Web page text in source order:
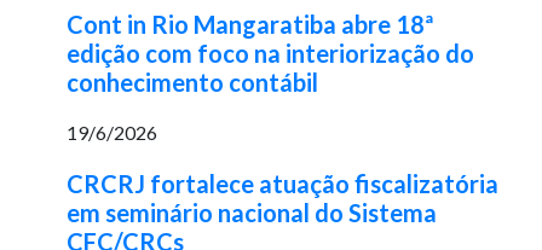
Cont in Rio Mangaratiba abre 18ª
edição com foco na interiorização do
conhecimento contábil
19/6/2026
CRCRJ fortalece atuação fiscalizatória
em seminário nacional do Sistema
CFC/CRCs